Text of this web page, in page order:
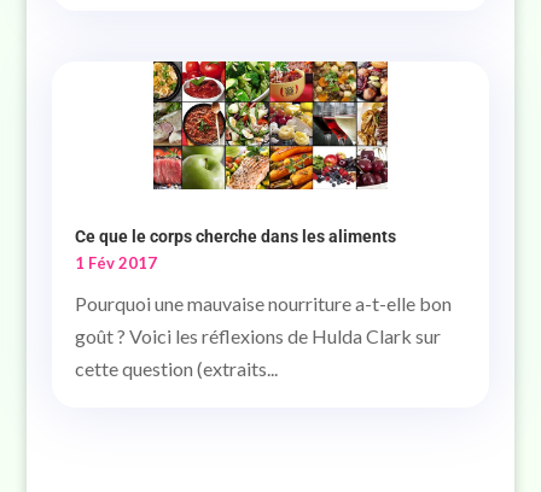
Ce que le corps cherche dans les aliments
1 Fév 2017
Pourquoi une mauvaise nourriture a-t-elle bon
goût ? Voici les réflexions de Hulda Clark sur
cette question (extraits...